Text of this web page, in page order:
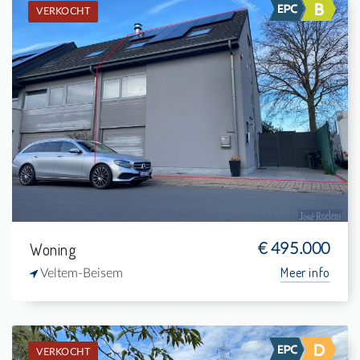
VERKOCHT
Verkocht: Woning
232 m²
1
196 m²
Woning € 495.000
Veltem-Beisem Meer info
VERKOCHT